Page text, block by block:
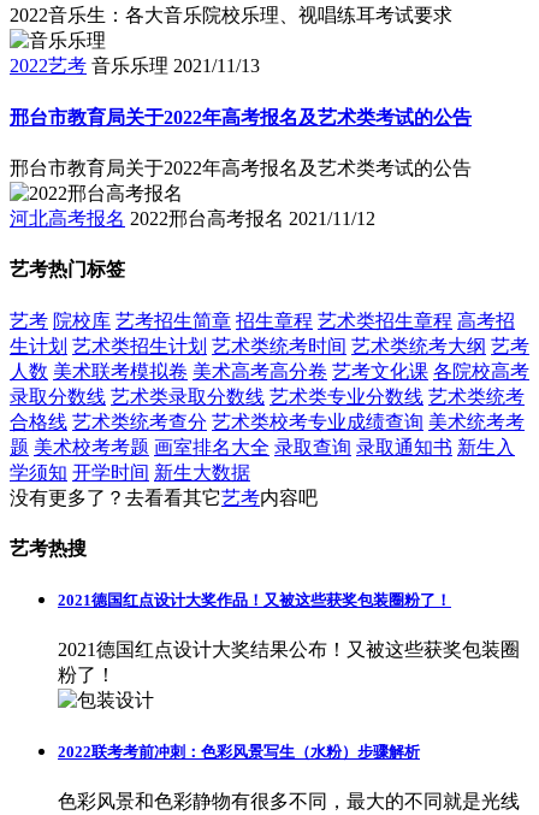
2022音乐生：各大音乐院校乐理、视唱练耳考试要求
2022艺考 音乐乐理 2021/11/13
邢台市教育局关于2022年高考报名及艺术类考试的公告
邢台市教育局关于2022年高考报名及艺术类考试的公告
河北高考报名 2022邢台高考报名 2021/11/12
艺考热门标签
艺考 院校库 艺考招生简章 招生章程 艺术类招生章程 高考招
生计划 艺术类招生计划 艺术类统考时间 艺术类统考大纲 艺考
人数 美术联考模拟卷 美术高考高分卷 艺考文化课 各院校高考
录取分数线 艺术类录取分数线 艺术类专业分数线 艺术类统考
合格线 艺术类统考查分 艺术类校考专业成绩查询 美术统考考
题 美术校考考题 画室排名大全 录取查询 录取通知书 新生入
学须知 开学时间 新生大数据
没有更多了？去看看其它艺考内容吧
艺考热搜
2021德国红点设计大奖作品！又被这些获奖包装圈粉了！
2021德国红点设计大奖结果公布！又被这些获奖包装圈
粉了！
2022联考考前冲刺：色彩风景写生（水粉）步骤解析
色彩风景和色彩静物有很多不同，最大的不同就是光线